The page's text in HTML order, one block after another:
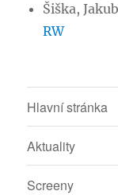
Šiška, Jakub
RW
Hlavní stránka
Aktuality
Screeny